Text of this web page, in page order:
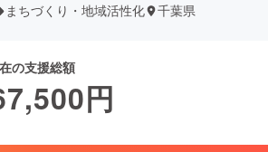
まちづくり・地域活性化 千葉県
の支援総額
円